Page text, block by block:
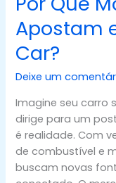
Apostam
Car?
Deixe um
Imagine seu carro
dirige para um
é realidade. Com
de combustível e
buscam novas
Que
Montadoras
Apostam
em
Anúncios
In-
Car?